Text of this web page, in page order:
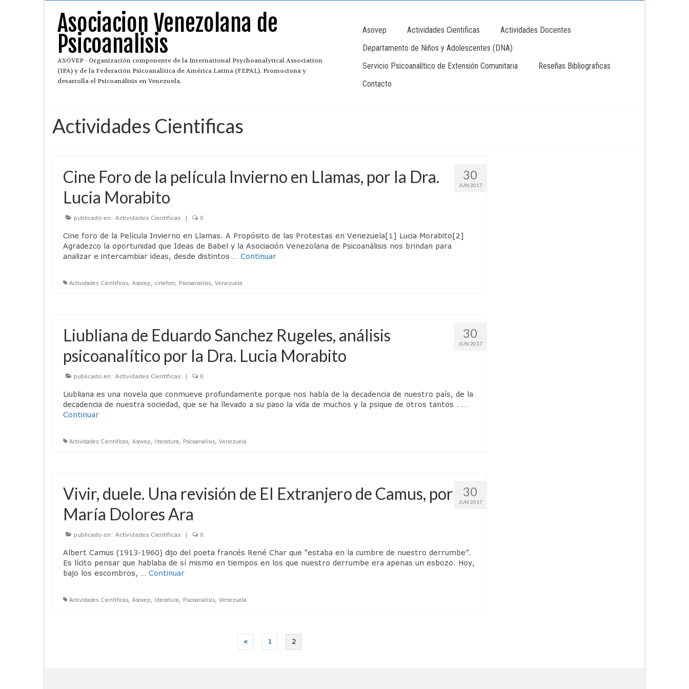
Asociacion Venezolana de
Psicoanalisis
ASOVEP - Organización componente de la International Psychoanalytical Association
(IPA) y de la Federación Psicoanalítica de América Latina (FEPAL). Promociona y
desarrolla el Psicoanálisis en Venezuela.
Asovep Actividades Cientificas
Actividades Docentes
Departamento de Niños y Adolescentes (DNA)
Servicio Psicoanalítico de Extensión Comunitaria
Reseñas Bibliograficas
Contacto
Actividades Cientificas
30
JUN 2017
Cine Foro de la película Invierno en Llamas, por la Dra.
Lucia Morabito
publicado en: Actividades Cientificas | 0
Cine foro de la Película Invierno en Llamas. A Propósito de las Protestas en Venezuela[1] Lucia Morabito[2]
Agradezco la oportunidad que Ideas de Babel y la Asociación Venezolana de Psicoanálisis nos brindan para
analizar e intercambiar ideas, desde distintos … Continuar
Actividades Cientificas, Asovep, cineforo, Psicoanalisis, Venezuela
30
JUN 2017
Liubliana de Eduardo Sanchez Rugeles, análisis
psicoanalítico por la Dra. Lucia Morabito
publicado en: Actividades Cientificas | 0
Liubliana es una novela que conmueve profundamente porque nos habla de la decadencia de nuestro país, de la
decadencia de nuestra sociedad, que se ha llevado a su paso la vida de muchos y la psique de otros tantos . …
Continuar
Actividades Cientificas, Asovep, literatura, Psicoanalisis, Venezuela
30
JUN 2017
Vivir, duele. Una revisión de El Extranjero de Camus, por
María Dolores Ara
publicado en: Actividades Cientificas | 0
Albert Camus (1913-1960) dijo del poeta francés René Char que “estaba en la cumbre de nuestro derrumbe”.
Es lícito pensar que hablaba de sí mismo en tiempos en los que nuestro derrumbe era apenas un esbozo. Hoy,
bajo los escombros, … Continuar
Actividades Cientificas, Asovep, literatura, Psicoanalisis, Venezuela
« 1 2